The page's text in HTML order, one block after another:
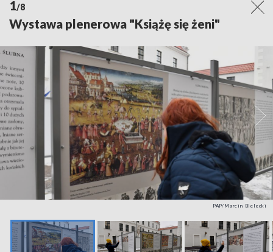
1/8
Wystawa plenerowa "Książę się żeni"
PAP/Marcin Bielecki